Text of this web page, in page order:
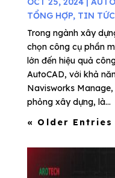
TỔNG HỢP, TIN TỨC
Trong ngành xây
chọn công cụ phần
lớn đến hiệu quả
AutoCAD, với khả
Navisworks
phỏng xây dựng, là...
« Older Entries